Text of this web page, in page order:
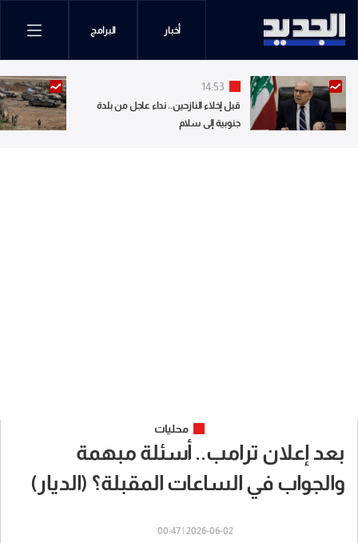
أخبار البرامج
14:53
قبل إخلاء النازحين.. نداء عاجل من بلدة
جنوبية إلى سلام
محليات
بعد إعلان ترامب.. أسئلة مبهمة
والجواب في الساعات المقبلة؟ (الديار)
2026-06-02 | 00:47